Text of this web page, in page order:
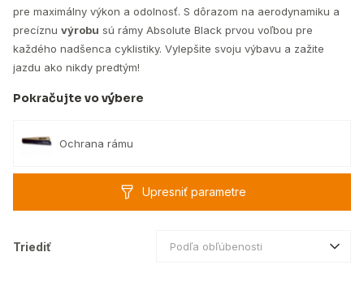
pre maximálny výkon a odolnosť. S dôrazom na aerodynamiku a
precíznu výrobu sú rámy Absolute Black prvou voľbou pre
každého nadšenca cyklistiky. Vylepšite svoju výbavu a zažite
jazdu ako nikdy predtým!
Pokračujte vo výbere
Ochrana rámu
Upresniť parametre
Triediť Podľa obľúbenosti